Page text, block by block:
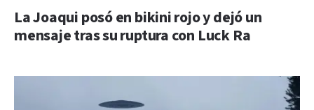
La Joaqui posó en bikini rojo y dejó un
mensaje tras su ruptura con Luck Ra